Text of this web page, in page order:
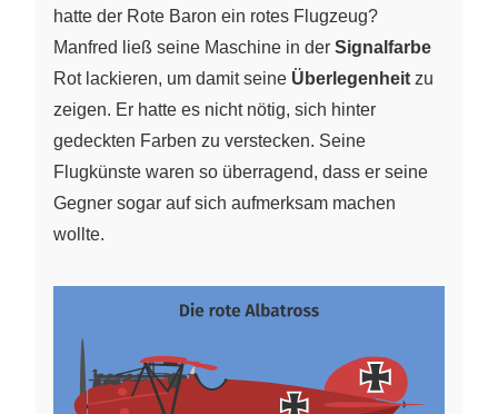
hatte der Rote Baron ein rotes Flugzeug?
Manfred ließ seine Maschine in der Signalfarbe
Rot lackieren, um damit seine Überlegenheit zu
zeigen. Er hatte es nicht nötig, sich hinter
gedeckten Farben zu verstecken. Seine
Flugkünste waren so überragend, dass er seine
Gegner sogar auf sich aufmerksam machen
wollte.